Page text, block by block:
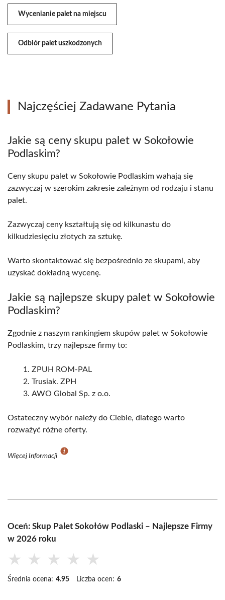
Wycenianie palet na miejscu
Odbiór palet uszkodzonych
Najczęściej Zadawane Pytania
Jakie są ceny skupu palet w Sokołowie
Podlaskim?
Ceny skupu palet w Sokołowie Podlaskim wahają się
zazwyczaj w szerokim zakresie zależnym od rodzaju i stanu
palet.
Zazwyczaj ceny kształtują się od kilkunastu do
kilkudziesięciu złotych za sztukę.
Warto skontaktować się bezpośrednio ze skupami, aby
uzyskać dokładną wycenę.
Jakie są najlepsze skupy palet w Sokołowie
Podlaskim?
Zgodnie z naszym rankingiem skupów palet w Sokołowie
Podlaskim, trzy najlepsze firmy to:
ZPUH ROM-PAL
Trusiak. ZPH
AWO Global Sp. z o.o.
Ostateczny wybór należy do Ciebie, dlatego warto
rozważyć różne oferty.
Więcej Informacji
Oceń: Skup Palet Sokołów Podlaski – Najlepsze Firmy
w 2026 roku
★ ★ ★ ★ ★
Średnia ocena: 4.95 Liczba ocen: 6